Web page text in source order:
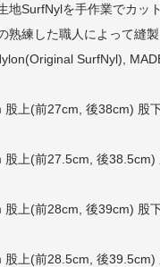
地SurfNylを手作業でカッ
熟練した職人によって縫製
SurfNyl),
股上(前27cm, 後38cm) 股
股上(前27.5cm, 後38.5cm)
股上(前28cm, 後39cm) 股
股上(前28.5cm, 後39.5cm)